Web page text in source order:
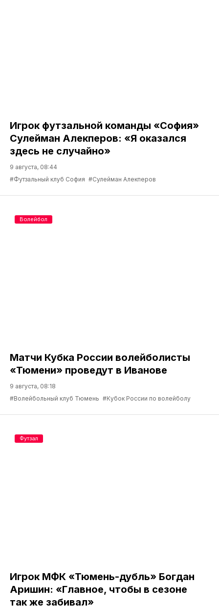
Игрок футзальной команды «София»
Сулейман Алекперов: «Я оказался
здесь не случайно»
9 августа, 08:44
#Футзальный клуб София #Сулейман Алекперов
Матчи Кубка России волейболисты
«Тюмени» проведут в Иванове
9 августа, 08:18
#Волейбольный клуб Тюмень #Кубок России по волейболу
Волейбол
Игрок МФК «Тюмень-дубль» Богдан
Аришин: «Главное, чтобы в сезоне
так же забивал»
Футзал